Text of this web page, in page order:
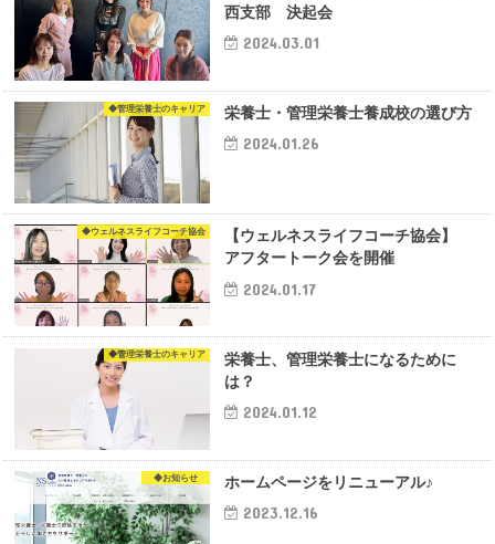
西支部 決起会
2024.03.01
◆管理栄養士のキャリア 栄養士・管理栄養士養成校の選び方
2024.01.26
◆ウェルネスライフコーチ協会
【ウェルネスライフコーチ協会】
アフタートーク会を開催
2024.01.17
◆管理栄養士のキャリア
栄養士、管理栄養士になるために
は？
2024.01.12
◆お知らせ ホームページをリニューアル♪
2023.12.16